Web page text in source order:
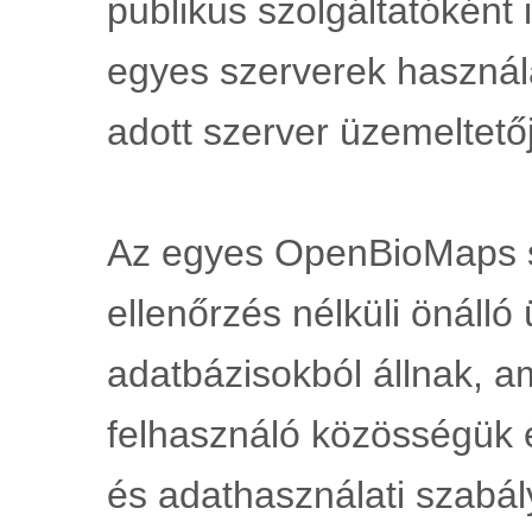
publikus szolgáltatóként
egyes szerverek
adott szerver
Az egyes
ellenőrzés nélküli önálló
adatbázisokból állnak,
felhasználó közösségük
és adathasználati